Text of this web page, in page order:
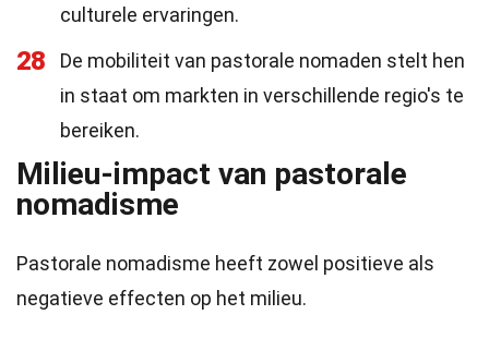
culturele ervaringen.
28
De mobiliteit van pastorale nomaden stelt hen
in staat om markten in verschillende regio's te
bereiken.
Milieu-impact van pastorale
nomadisme
Pastorale nomadisme heeft zowel positieve als
negatieve effecten op het milieu.